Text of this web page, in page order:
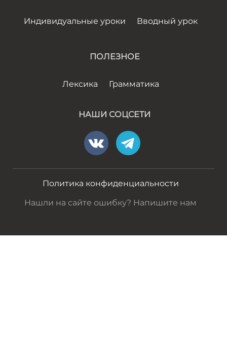
Индивидуальные уроки Вводный урок
ПОЛЕЗНОЕ
Лексика Грамматика
НАШИ СОЦСЕТИ
Политика конфиденциальности
Нашли на сайте ошибку? Напишите нам